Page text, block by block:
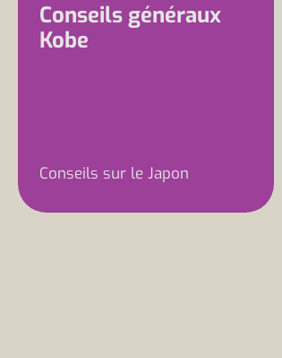
Conseils généraux
Kobe
Conseils sur le Japon